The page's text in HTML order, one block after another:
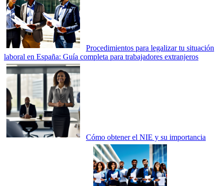
Procedimientos para legalizar tu situación
laboral en España: Guía completa para trabajadores extranjeros
Cómo obtener el NIE y su importancia